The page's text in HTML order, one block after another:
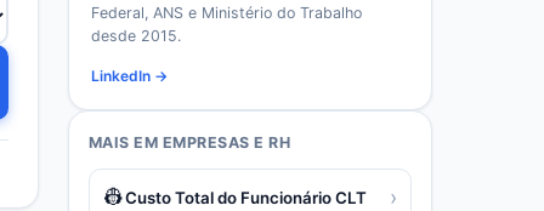
Federal, ANS e Ministério do Trabalho
desde 2015.
LinkedIn →
MAIS EM EMPRESAS E RH
👷Custo Total do Funcionário CLT ›